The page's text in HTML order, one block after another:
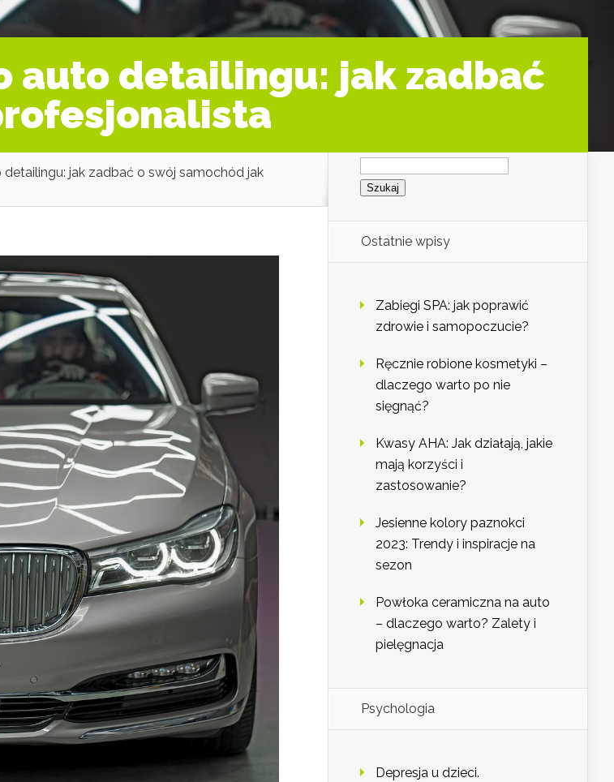
auto detailingu: jak zadbać
jak zadbać o swój samochód jak
Szukaj:
Ostatnie wpisy
Zabiegi SPA: jak poprawić
zdrowie i samopoczucie?
Ręcznie robione kosmetyki –
dlaczego warto po nie
sięgnąć?
Kwasy AHA: Jak działają, jakie
mają korzyści i
zastosowanie?
Jesienne kolory paznokci
2023: Trendy i inspiracje na
sezon
Powłoka ceramiczna na auto
– dlaczego warto? Zalety i
pielęgnacja
Psychologia
Depresja u dzieci.